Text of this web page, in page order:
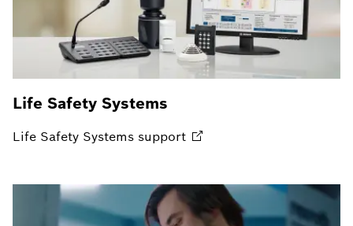
Life Safety Systems
Life Safety Systems support